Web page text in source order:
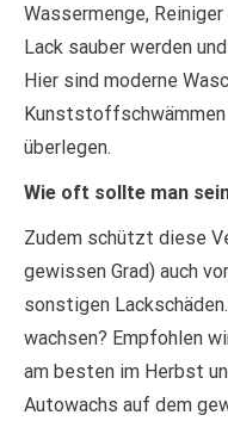
Wassermenge,
Lack sauber werden
Hier sind moderne
überlegen.
Wie oft sollte man
Zudem schützt diese
gewissen Grad) auch
sonstigen
wachsen? Empfohlen
am besten im Herbst
Autowachs auf dem